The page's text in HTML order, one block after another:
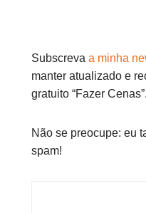
Subscreva a minha
manter atualizado e
gratuito “Fazer Cenas”.
Não se preocupe: eu
spam!